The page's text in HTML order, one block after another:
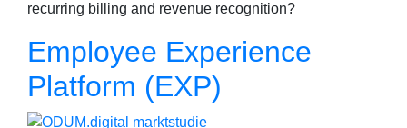
recurring billing and revenue recognition?
Employee Experience
Platform (EXP)